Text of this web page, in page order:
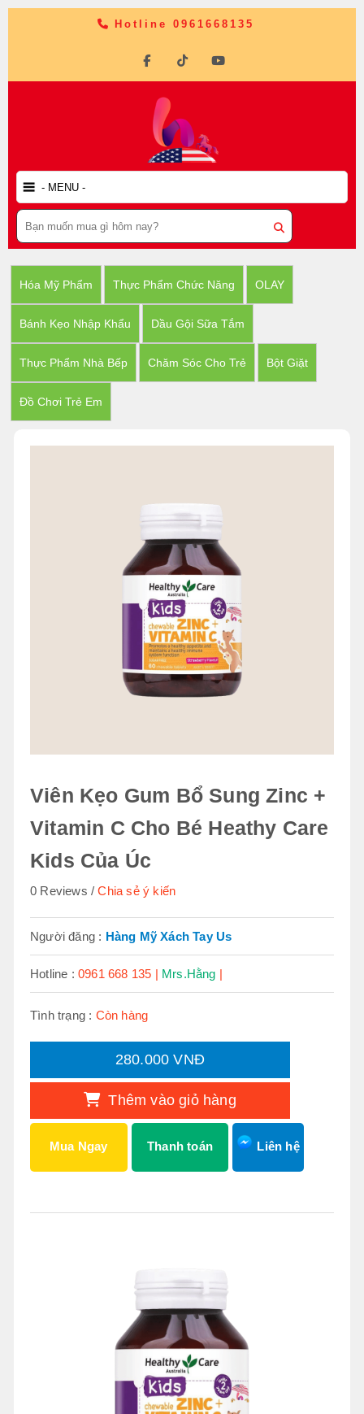
Hotline 0961668135
Hóa Mỹ Phẩm Thực Phẩm Chức Năng OLAY
Bánh Kẹo Nhập Khẩu Dầu Gội Sữa Tắm
Thực Phẩm Nhà Bếp Chăm Sóc Cho Trẻ Bột Giặt
Đồ Chơi Trẻ Em
Viên Kẹo Gum Bổ Sung Zinc +
Vitamin C Cho Bé Heathy Care
Kids Của Úc
0 Reviews Chia sẻ ý kiến
Người đăng : Hàng Mỹ Xách Tay Us
Hotline :0961 668 135 | Mrs.Hằng |
Tình trạng : Còn hàng
280.000 VNĐ
Thêm vào giỏ hàng
Mua Ngay Thanh toán Liên hệ